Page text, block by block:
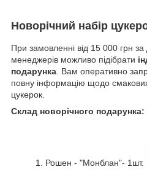
Новорічний набір
При замовленні від 15 000 грн
менеджерів можливо підібрати
подарунка . Вам оперативно
повну інформацію щодо
цукерок.
Склад новорічного подарунка:
1. Рошен - "Монблан"- 1шт.